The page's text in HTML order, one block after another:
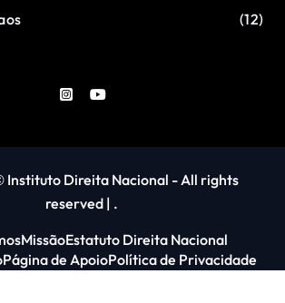
(12)
Instituto Direita Nacional - All rights
reserved | .
MissãoEstatuto Direita Nacional
Página de ApoioPolítica de Privacidade